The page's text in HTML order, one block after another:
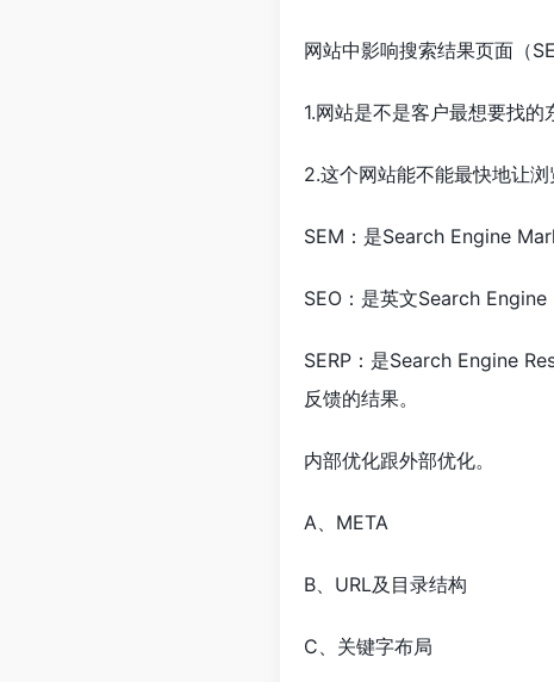
网站中影响搜索结果页面（
1.网站是不是客户最想要找的
2.这个网站能不能最快地让浏
SEM：是Search Engine
SEO：是英文Search
SERP：是Search Engine
反馈的结果。
内部优化跟外部优化。
A、META
B、URL及目录结构
C、关键字布局